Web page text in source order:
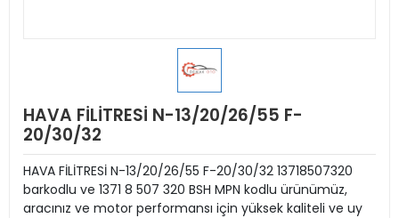
HAVA FİLİTRESİ N-13/20/26/55 F-
20/30/32
HAVA FİLİTRESİ N-13/20/26/55 F-20/30/32 13718507320
barkodlu ve 1371 8 507 320 BSH MPN kodlu ürünümüz,
aracınız ve motor performansı için yüksek kaliteli ve uy